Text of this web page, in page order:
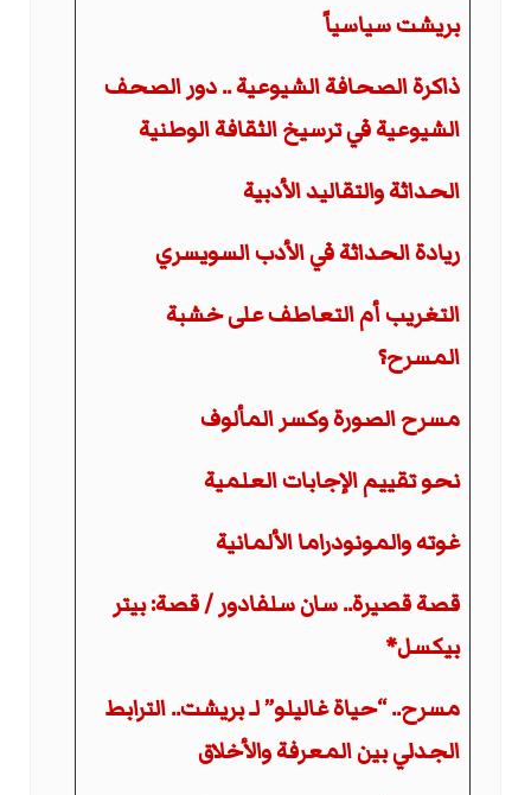
بريشت سياسياً
ذاكرة الصحافة الشيوعية .. دور الصحف
الشيوعية في ترسيخ الثقافة الوطنية
الحداثة والتقاليد الأدبية
ريادة الحداثة في الأدب السويسري
التغريب أم التعاطف على خشبة
المسرح؟
مسرح الصورة وكسر المألوف
نحو تقييم الإجابات العلمية
غوته والمونودراما الألمانية
قصة قصيرة.. سان سلفادور / قصة: بيتر
بيكسل*
مسرح.. “حياة غاليلو” لـ بريشت.. الترابط
الجدلي بين المعرفة والأخلاق